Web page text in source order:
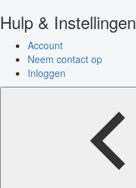
Hulp & Instellingen
Account
Neem contact op
Inloggen